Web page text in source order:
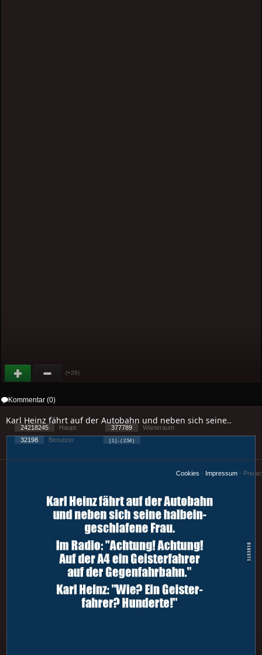
(+26)
Kommentar (0)
Karl Heinz fährt auf der Autobahn und neben sich seine..
24218245 Haupt 377789
Warteraum
32198
Benutzer [ 1 ] - ( 2.54 )
Cookies - Impressum -